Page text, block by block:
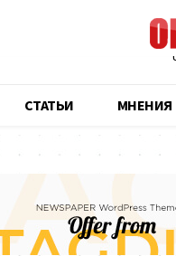
CТАТЬИ МНЕНИЯ